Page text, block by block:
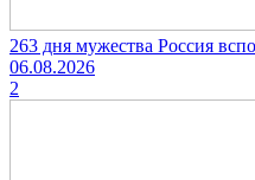
263 дня мужества Россия
06.08.2026
2